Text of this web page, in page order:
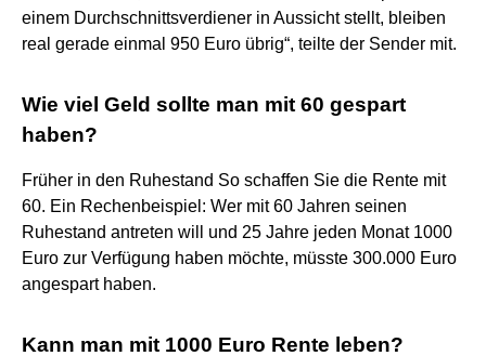
einem Durchschnittsverdiener in Aussicht stellt, bleiben
real gerade einmal 950 Euro übrig“, teilte der Sender mit.
Wie viel Geld sollte man mit 60 gespart
haben?
Früher in den Ruhestand So schaffen Sie die Rente mit
60. Ein Rechenbeispiel: Wer mit 60 Jahren seinen
Ruhestand antreten will und 25 Jahre jeden Monat 1000
Euro zur Verfügung haben möchte, müsste 300.000 Euro
angespart haben.
Kann man mit 1000 Euro Rente leben?